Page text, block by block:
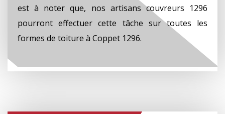
est à noter que, nos artisans couvreurs 1296
pourront effectuer cette tâche sur toutes les
formes de toiture à Coppet 1296.